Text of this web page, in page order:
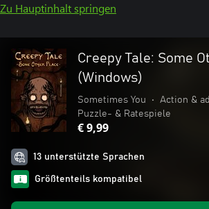
Zu Hauptinhalt springen
Creepy Tale: Some
(Windows)
Sometimes You • Action &
Puzzle- & Ratespiele
€ 9,99
13 unterstützte Sprachen
Größtenteils kompatibel